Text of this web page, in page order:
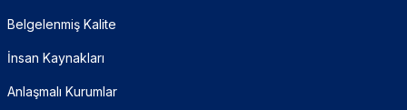
Belgelenmiş Kalite
İnsan Kaynakları
Anlaşmalı Kurumlar